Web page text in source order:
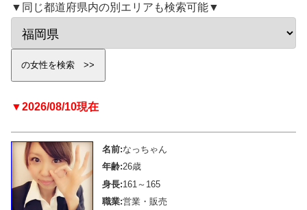
▼同じ都道府県内の別エリアも検索可能▼
▼2026/08/10現在
名前:なっちゃん
年齢:26歳
身長:161～165
職業:営業・販売